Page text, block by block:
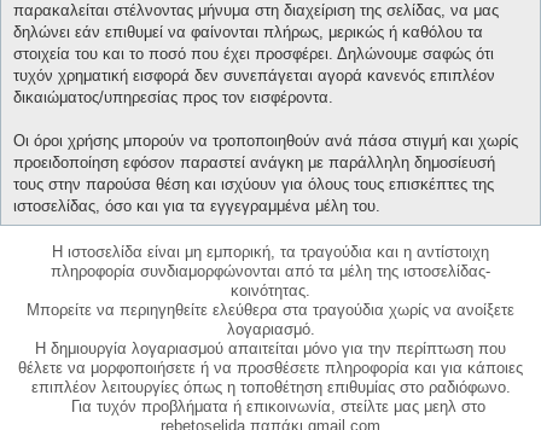
παρακαλείται στέλνοντας μήνυμα στη διαχείριση της σελίδας, να μας
δηλώνει εάν επιθυμεί να φαίνονται πλήρως, μερικώς ή καθόλου τα
στοιχεία του και το ποσό που έχει προσφέρει. Δηλώνουμε σαφώς ότι
τυχόν χρηματική εισφορά δεν συνεπάγεται αγορά κανενός επιπλέον
δικαιώματος/υπηρεσίας προς τον εισφέροντα.
Οι όροι χρήσης μπορούν να τροποποιηθούν ανά πάσα στιγμή και χωρίς
προειδοποίηση εφόσον παραστεί ανάγκη με παράλληλη δημοσίευσή
τους στην παρούσα θέση και ισχύουν για όλους τους επισκέπτες της
ιστοσελίδας, όσο και για τα εγγεγραμμένα μέλη του.
Η ιστοσελίδα είναι μη εμπορική, τα τραγούδια και η αντίστοιχη
πληροφορία συνδιαμορφώνονται από τα μέλη της ιστοσελίδας-
κοινότητας.
Μπορείτε να περιηγηθείτε ελεύθερα στα τραγούδια χωρίς να ανοίξετε
λογαριασμό.
Η δημιουργία λογαριασμού απαιτείται μόνο για την περίπτωση που
θέλετε να μορφοποιήσετε ή να προσθέσετε πληροφορία και για κάποιες
επιπλέον λειτουργίες όπως η τοποθέτηση επιθυμίας στο ραδιόφωνο.
Για τυχόν προβλήματα ή επικοινωνία, στείλτε μας μεηλ στο
rebetoselida παπάκι gmail.com